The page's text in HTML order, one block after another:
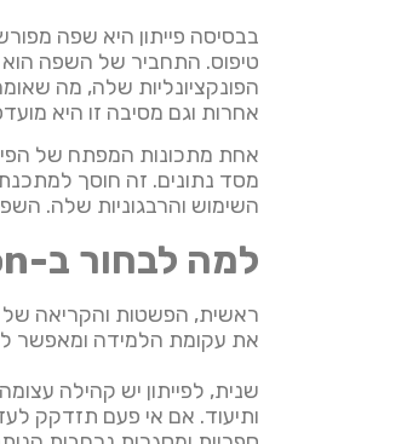
בבסיסה פייתון היא שפה
טיפוס. התחביר של השפה הוא
הפונקציונליות שלה, מה
אחרות וגם מסיבה זו היא
אחת מתכונות המפתח של
מסד נתונים. זה חוסך
השימוש והרבגוניות שלה.
למה לבחור ב-Python?
ראשית, הפשטות והקריאה של
את עקומת הלמידה ומאפשר
שנית, לפייתון יש קהילה
ותיעוד. אם אי פעם תזדקק